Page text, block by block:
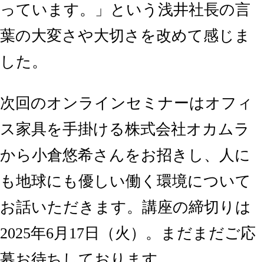
っています。」という浅井社長の言
葉の大変さや大切さを改めて感じま
した。
次回のオンラインセミナーはオフィ
ス家具を手掛ける株式会社オカムラ
から小倉悠希さんをお招きし、人に
も地球にも優しい働く環境について
お話いただきます。講座の締切りは
2025年6月17日（火）。まだまだご応